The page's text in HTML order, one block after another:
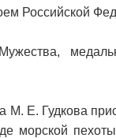
Российской
Е. Гудкова
морской